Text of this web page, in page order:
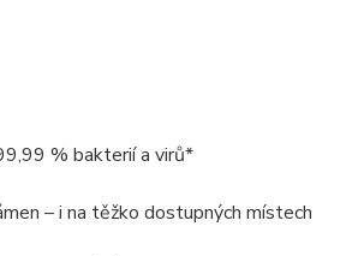
% bakterií a virů*
– i na těžko dostupných místech